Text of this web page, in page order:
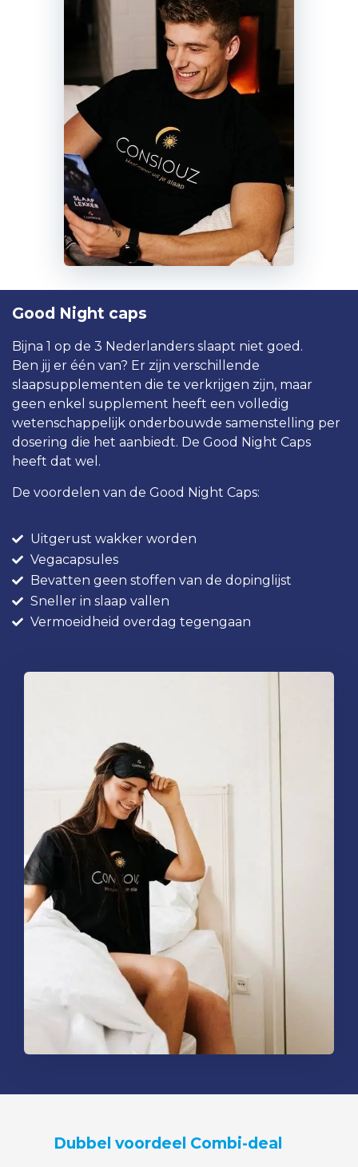
Good Night caps
Bijna 1 op de 3 Nederlanders slaapt niet goed.
Ben jij er één van? Er zijn verschillende
slaapsupplementen die te verkrijgen zijn, maar
geen enkel supplement heeft een volledig
wetenschappelijk onderbouwde samenstelling per
dosering die het aanbiedt. De Good Night Caps
heeft dat wel.
De voordelen van de Good Night Caps:
Uitgerust wakker worden
Vegacapsules
Bevatten geen stoffen van de dopinglijst
Sneller in slaap vallen
Vermoeidheid overdag tegengaan
Dubbel voordeel Combi-deal